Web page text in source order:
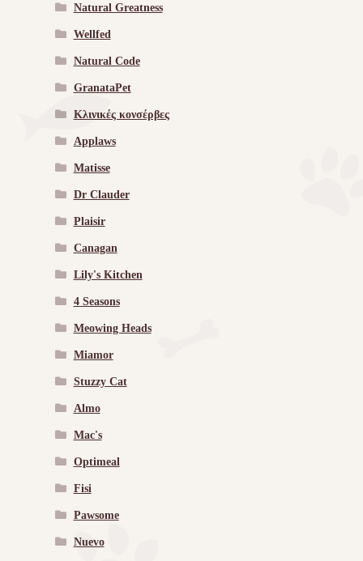
Natural Greatness
Wellfed
Natural Code
GranataPet
Κλινικές κονσέρβες
Applaws
Matisse
Dr Clauder
Plaisir
Canagan
Lily's Kitchen
4 Seasons
Meowing Heads
Miamor
Stuzzy Cat
Almo
Mac's
Optimeal
Fisi
Pawsome
Nuevo